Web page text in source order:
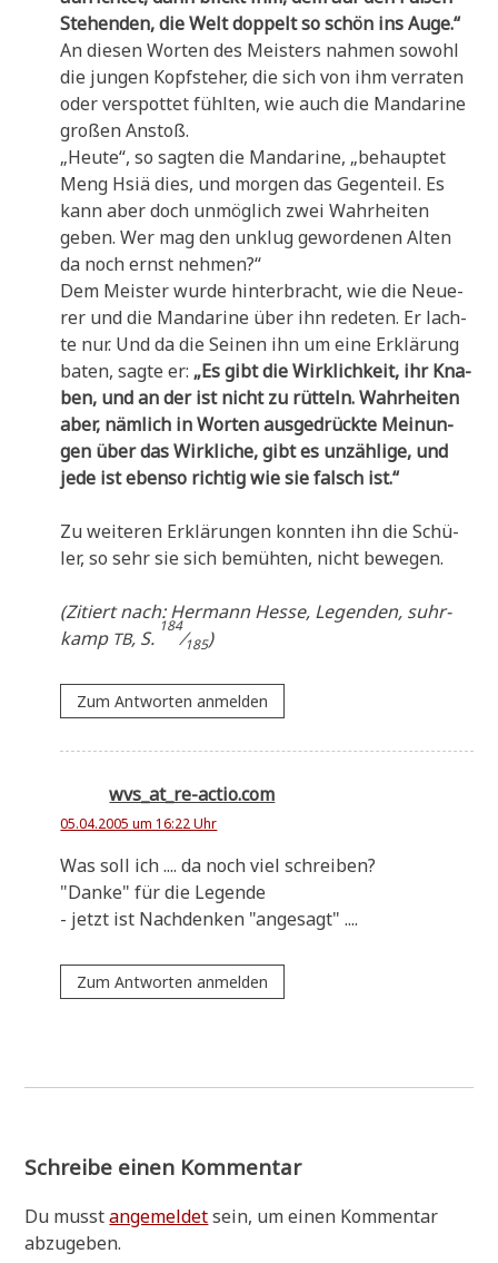
Ste­hen­den, die Welt dop­pelt so schön ins Auge.“
An die­sen Wor­ten des Mei­sters nah­men sowohl
die jun­gen Kopf­ste­her, die sich von ihm ver­ra­ten
oder ver­spot­tet fühl­ten, wie auch die Man­da­ri­ne
gro­ßen Anstoß.
„Heu­te“, so sag­ten die Man­da­ri­ne, „behaup­tet
Meng Hsiä dies, und mor­gen das Gegen­teil. Es
kann aber doch unmög­lich zwei Wahr­hei­ten
geben. Wer mag den unklug gewor­de­nen Alten
da noch ernst nehmen?“
Dem Mei­ster wur­de hin­ter­bracht, wie die Neue­
rer und die Man­da­ri­ne über ihn rede­ten. Er lach­
te nur. Und da die Sei­nen ihn um eine Erklä­rung
baten, sag­te er: „Es gibt die Wirk­lich­keit, ihr Kna­
ben, und an der ist nicht zu rüt­teln. Wahr­hei­ten
aber, näm­lich in Wor­ten aus­ge­drück­te Mei­nun­
gen über das Wirk­li­che, gibt es unzäh­li­ge, und
jede ist eben­so rich­tig wie sie falsch ist.“
Zu wei­te­ren Erklä­run­gen konn­ten ihn die Schü­
ler, so sehr sie sich bemüh­ten, nicht bewegen.
(Zitiert nach: Her­mann Hes­se, Legen­den, suhr­
kamp TB, S.
184
⁄185)
Zum Antworten anmelden
wvs_at_re-actio.com
05.04.2005 um 16:22 Uhr
Was soll ich .... da noch viel schreiben?
"Dan­ke" für die Legende
- jetzt ist Nach­den­ken "ange­sagt" ....
Zum Antworten anmelden
Schreibe einen Kommentar
Du musstangemeldetsein, um einen Kommentar
abzugeben.